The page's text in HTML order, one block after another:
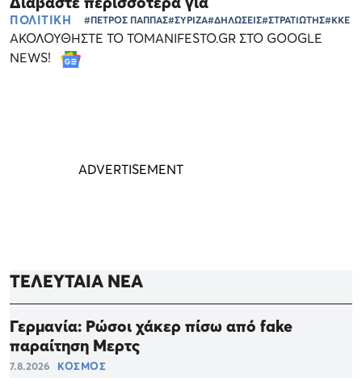
ΠΟΛΙΤΙΚΗ #ΠΕΤΡΟΣ ΠΑΠΠΑΣ#ΣΥΡΙΖΑ#ΔΗΛΩΣΕΙΣ#ΣΤΡΑΤΙΩΤΗΣ#ΚΚΕ
ΑΚΟΛΟΥΘΗΣΤΕ ΤΟ TOMANIFESTO.GR ΣΤΟ GOOGLE
NEWS!
ΤΕΛΕΥΤΑΙΑ ΝΕΑ
Γερμανία: Ρώσοι χάκερ πίσω από fake
παραίτηση Μερτς
7.8.2026 ΚΟΣΜΟΣ